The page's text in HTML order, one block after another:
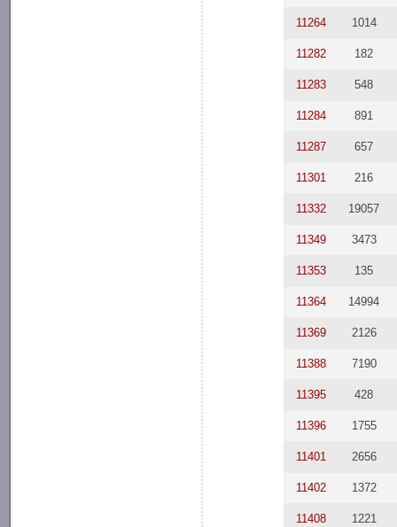
11264 1014
11282 182
11283 548
11284 891
11287 657
11301 216
11332 19057
11349 3473
11353 135
11364 14994
11369 2126
11388 7190
11395 428
11396 1755
11401 2656
11402 1372
11408 1221